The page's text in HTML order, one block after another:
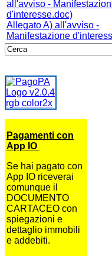
Allegato A) all'avviso -
Manifestazione
Pagamenti con
App IO
Se hai pagato con
App IO riceverai
comunque il
DOCUMENTO
CARTACEO con
spiegazioni e
dettaglio immobili
e addebiti.